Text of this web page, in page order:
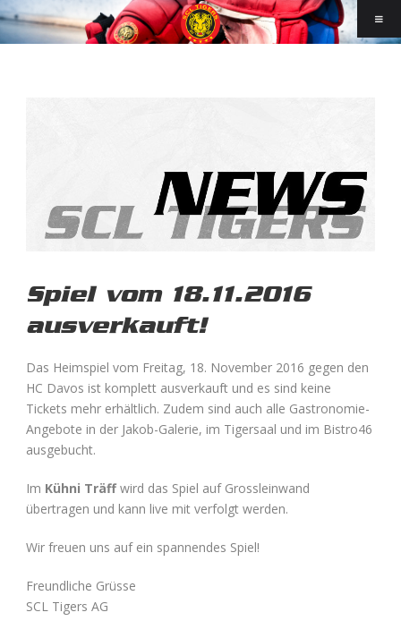
Spiel vom 18.11.2016
ausverkauft!
Das Heimspiel vom Freitag, 18. November 2016 gegen den
HC Davos ist komplett ausverkauft und es sind keine
Tickets mehr erhältlich. Zudem sind auch alle Gastronomie-
Angebote in der Jakob-Galerie, im Tigersaal und im Bistro46
ausgebucht.
Im Kühni Träff wird das Spiel auf Grossleinwand
übertragen und kann live mit verfolgt werden.
Wir freuen uns auf ein spannendes Spiel!
Freundliche Grüsse
SCL Tigers AG